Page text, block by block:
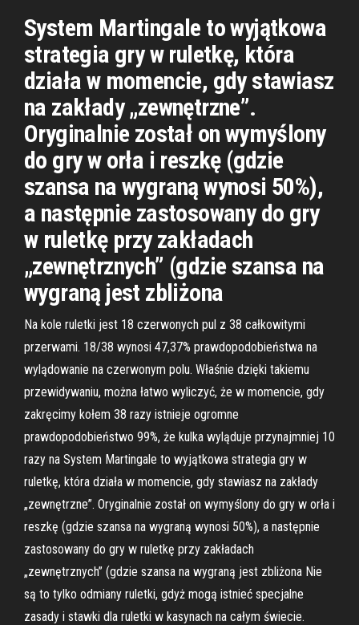
System Martingale to wyjątkowa
strategia gry w ruletkę, która
działa w momencie, gdy stawiasz
na zakłady „zewnętrzne”.
Oryginalnie został on wymyślony
do gry w orła i reszkę (gdzie
szansa na wygraną wynosi 50%),
a następnie zastosowany do gry
w ruletkę przy zakładach
„zewnętrznych” (gdzie szansa na
wygraną jest zbliżona
Na kole ruletki jest 18 czerwonych pul z 38 całkowitymi
przerwami. 18/38 wynosi 47,37% prawdopodobieństwa na
wylądowanie na czerwonym polu. Właśnie dzięki takiemu
przewidywaniu, można łatwo wyliczyć, że w momencie, gdy
zakręcimy kołem 38 razy istnieje ogromne
prawdopodobieństwo 99%, że kulka wyląduje przynajmniej 10
razy na System Martingale to wyjątkowa strategia gry w
ruletkę, która działa w momencie, gdy stawiasz na zakłady
„zewnętrzne”. Oryginalnie został on wymyślony do gry w orła i
reszkę (gdzie szansa na wygraną wynosi 50%), a następnie
zastosowany do gry w ruletkę przy zakładach
„zewnętrznych” (gdzie szansa na wygraną jest zbliżona Nie
są to tylko odmiany ruletki, gdyż mogą istnieć specjalne
zasady i stawki dla ruletki w kasynach na całym świecie.